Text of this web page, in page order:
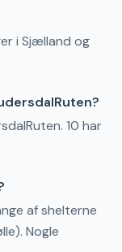
i Sjælland og
10 har
af shelterne
Nogle